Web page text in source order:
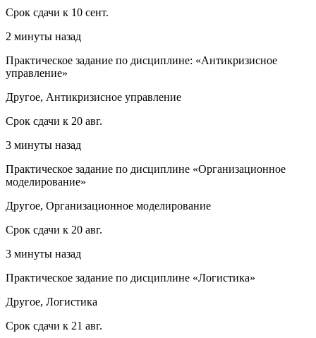
Срок сдачи к 10 сент.
2 минуты назад
Практическое задание по дисциплине: «Антикризисное
управление»
Другое, Антикризисное управление
Срок сдачи к 20 авг.
3 минуты назад
Практическое задание по дисциплине «Организационное
моделирование»
Другое, Организационное моделирование
Срок сдачи к 20 авг.
3 минуты назад
Практическое задание по дисциплине «Логистика»
Другое, Логистика
Срок сдачи к 21 авг.